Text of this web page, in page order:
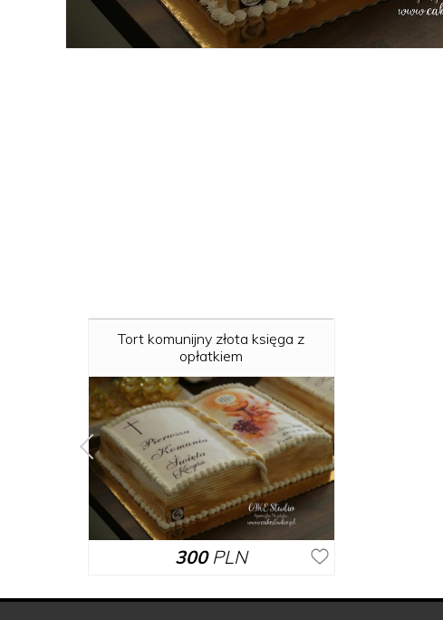
Tort komunijny złota księga z
opłatkiem
300PLN